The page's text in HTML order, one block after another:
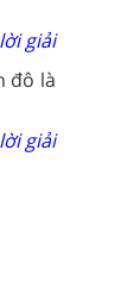
giải
đô là
giải